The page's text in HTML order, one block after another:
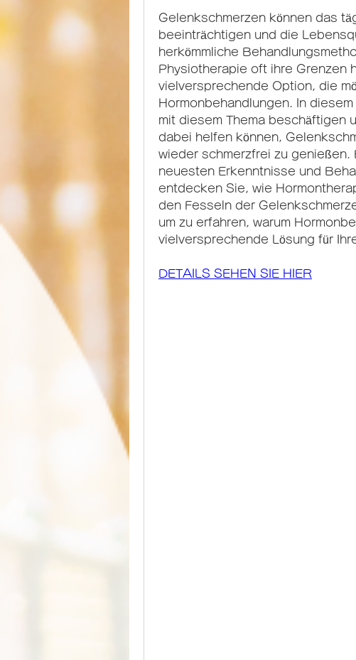
Gelenkschmerzen können das
beeinträchtigen und die
herkömmliche
Physiotherapie oft ihre Grenzen
vielversprechende Option, die
Hormonbehandlungen. In
mit diesem Thema beschäftigen
dabei helfen können,
wieder schmerzfrei zu genießen.
neuesten Erkenntnisse und
entdecken Sie, wie
den Fesseln der
um zu erfahren, warum
vielversprechende Lösung für
DETAILS SEHEN SIE HIER